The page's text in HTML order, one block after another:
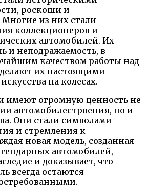
роскоши и
из них стали
коллекционеров и
автомобилей. Их
и неподражаемость, в
качеством работы над
их настоящими
на колесах.
имеют огромную ценность не
автомобилестроения, но и
Они стали символами
и стремления к
новая модель, созданная
автомобилей,
и доказывает, что
всегда остаются